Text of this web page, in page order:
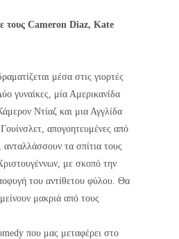
τους Cameron Diaz, Kate
μέσα στις γιορτές
γυναίκες, μία Αμερικανίδα
Ντίαζ και μια Αγγλίδα
απογοητευμένες από
τα σπίτια τους
με σκοπό την
του αντίθετου φύλου. Θα
μακριά από τους
που μας μεταφέρει στο